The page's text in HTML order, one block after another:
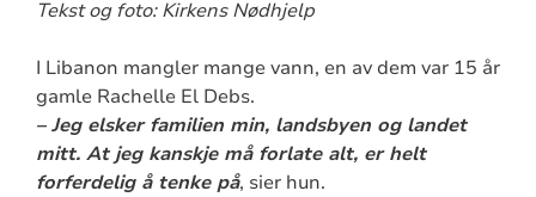
Tekst og foto: Kirkens Nødhjelp
I Libanon mangler mange vann, en av dem var 15 år
gamle Rachelle El Debs.
– Jeg elsker familien min, landsbyen og landet
mitt. At jeg kanskje må forlate alt, er helt
forferdelig å tenke på, sier hun.